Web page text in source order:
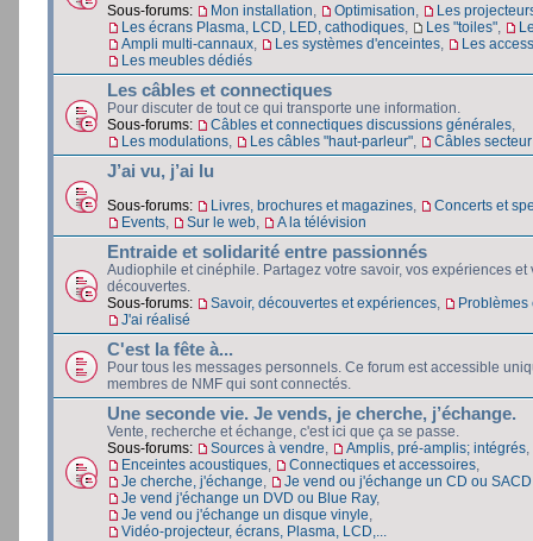
Sous-forums:
Mon installation Optimisation
Les
Les écrans Plasma, LCD, LED, cathodiques
Les "toiles"
Ampli multi-cannaux
Les systèmes d'enceintes
Les
Les meubles dédiés
Les câbles et connectiques
Pour discuter de tout ce qui transporte une information.
Sous-forums:
Câbles et connectiques discussions générales
Les modulations
Les câbles "haut-parleur" Câbles
J’ai vu, j’ai lu
Sous-forums: Livres, brochures et magazines
Concerts et
Events
Sur le web A la télévision
Entraide et solidarité entre passionnés
Audiophile et cinéphile. Partagez votre savoir, vos expériences et
découvertes.
Sous-forums:
Savoir, découvertes et expériences
Problèmes
J'ai réalisé
C'est la fête à...
Pour tous les messages personnels. Ce forum est accessible
membres de NMF qui sont connectés.
Une seconde vie. Je vends, je cherche, j’échange.
Vente, recherche et échange, c'est ici que ça se passe.
Sous-forums:
Sources à vendre Amplis, pré-amplis; intégrés
Enceintes acoustiques
Connectiques et accessoires
Je cherche, j'échange
Je vend ou j'échange un CD ou SACD
Je vend j'échange un DVD ou Blue Ray,
Je vend ou j'échange un disque vinyle
Vidéo-projecteur, écrans, Plasma, LCD,...